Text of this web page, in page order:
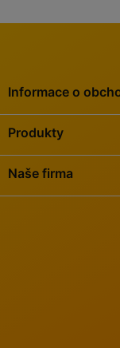
Informace o
Produkty
Naše firma